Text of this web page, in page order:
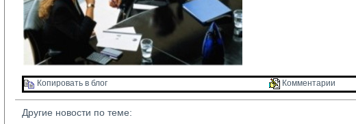
Копировать в блог Комментарии
Другие новости по теме: